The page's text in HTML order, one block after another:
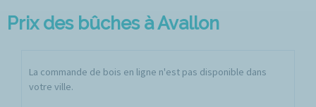
Prix des bûches à Avallon
La commande de bois en ligne n'est pas disponible dans
votre ville.